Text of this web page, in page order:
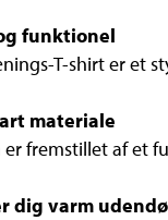
funktionel
T-shirt er et
materiale
er fremstillet af et
dig varm